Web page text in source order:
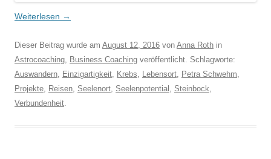
Weiterlesen →
Dieser Beitrag wurde am August 12, 2016 von Anna Roth in
Astrocoaching, Business Coaching veröffentlicht. Schlagworte:
Auswandern, Einzigartigkeit, Krebs, Lebensort, Petra Schwehm,
Projekte, Reisen, Seelenort, Seelenpotential , Steinbock,
Verbundenheit.